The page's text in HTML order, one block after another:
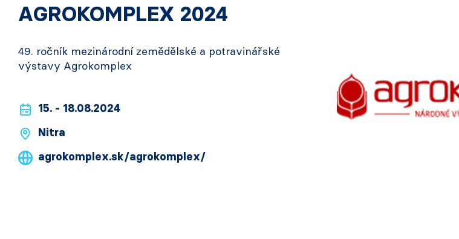
AGROKOMPLEX 2024
49. ročník mezinárodní zemědělské a potravinářské
výstavy Agrokomplex
15. - 18.08.2024
Nitra
agrokomplex.sk/agrokomplex/